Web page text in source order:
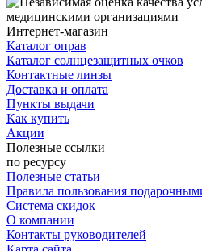
Интернет-магазин
Каталог оправ
Каталог солнцезащитных очков
Контактные линзы
Доставка и оплата
Пункты выдачи
Как купить
Акции
Полезные ссылки
по ресурсу
Полезные статьи
Правила пользования
Система скидок
О компании
Контакты руководителей